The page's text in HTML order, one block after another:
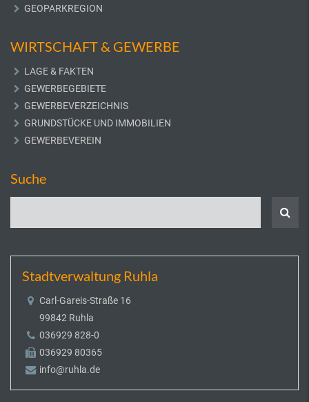
GEOPARKREGION
WIRTSCHAFT & GEWERBE
LAGE & FAKTEN
GEWERBEGEBIETE
GEWERBEVERZEICHNIS
GRUNDSTÜCKE UND IMMOBILIEN
GEWERBEVEREIN
Suche
Stadtverwaltung Ruhla
Carl-Gareis-Straße 16
99842 Ruhla
036929 828-0
036929 80365
info@ruhla.de